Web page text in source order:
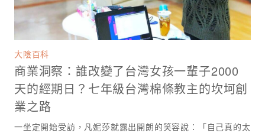
大陰百科
商業洞察：誰改變了台灣女孩一輩子2000
天的經期日？七年級台灣棉條教主的坎坷創
業之路
一坐定開始受訪，凡妮莎就露出開朗的笑容說：「自己真的太